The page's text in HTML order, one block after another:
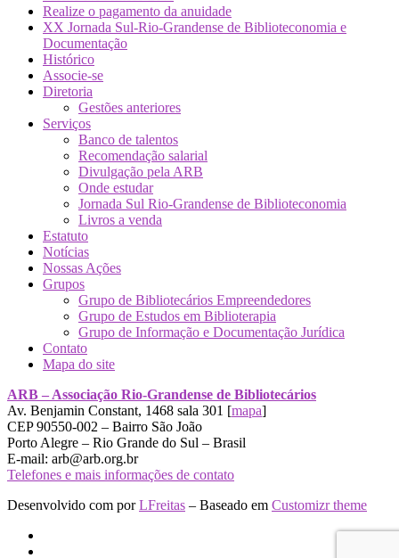
Realize o pagamento da anuidade
XX Jornada Sul-Rio-Grandense de Biblioteconomia e
Documentação
Histórico
Associe-se
Diretoria
Gestões anteriores
Serviços
Banco de talentos
Recomendação salarial
Divulgação pela ARB
Onde estudar
Jornada Sul Rio-Grandense de Biblioteconomia
Livros a venda
Estatuto
Notícias
Nossas Ações
Grupos
Grupo de Bibliotecários Empreendedores
Grupo de Estudos em Biblioterapia
Grupo de Informação e Documentação Jurídica
Contato
Mapa do site
ARB – Associação Rio-Grandense de Bibliotecários
Av. Benjamin Constant, 1468 sala 301 [mapa]
CEP 90550-002 – Bairro São João
Porto Alegre – Rio Grande do Sul – Brasil
E-mail: arb@arb.org.br
Telefones e mais informações de contato
Desenvolvido com porLFreitas – Baseado em Customizr theme